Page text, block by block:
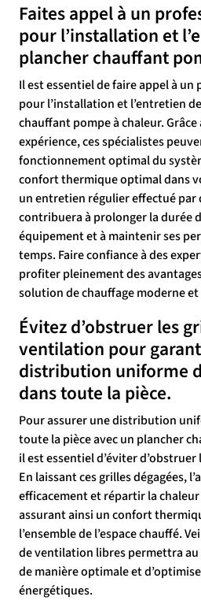
Faites appel à un
pour l’installation et
plancher chauffant
Il est essentiel de faire appel à
pour l’installation et l’entretien
chauffant pompe à chaleur.
expérience, ces spécialistes
fonctionnement optimal du
confort thermique optimal dans
un entretien régulier effectué par
contribuera à prolonger la durée
équipement et à maintenir ses
temps. Faire confiance à des
profiter pleinement des
solution de chauffage moderne
Évitez d’obstruer les
ventilation pour
distribution uniforme
dans toute la pièce.
Pour assurer une distribution
toute la pièce avec un plancher
il est essentiel d’éviter
En laissant ces grilles dégagées,
efficacement et répartir la
assurant ainsi un confort
l’ensemble de l’espace chauffé.
de ventilation libres permettra
de manière optimale et
énergétiques.